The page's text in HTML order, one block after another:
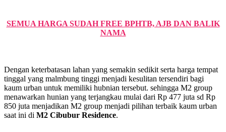
SEMUA HARGA SUDAH FREE BPHTB, AJB DAN BALIK
NAMA
Dengan keterbatasan lahan yang semakin sedikit serta harga tempat
tinggal yang malmbung tinggi menjadi kesulitan tersendiri bagi
kaum urban untuk memiliki hubnian tersebut. sehingga M2 group
menawarkan hunian yang terjangkau mulai dari Rp 477 juta sd Rp
850 juta menjadikan M2 group menjadi pilihan terbaik kaum urban
saat ini di M2 Cibubur Residence.